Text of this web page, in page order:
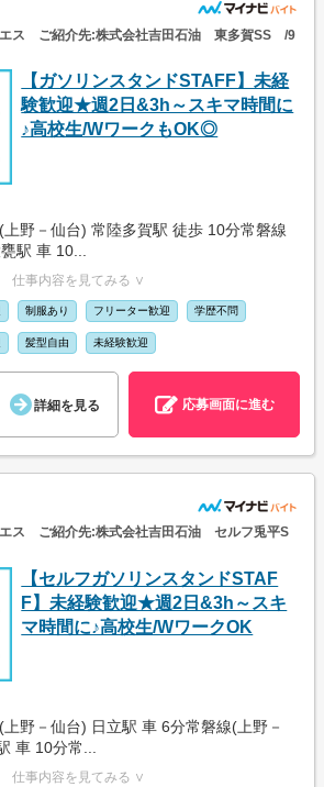
エス ご紹介先:株式会社吉田石油 東多賀SS /9
【ガソリンスタンドSTAFF】未経
験歓迎★週2日&3h～スキマ時間に
♪高校生/WワークもOK◎
上野－仙台) 常陸多賀駅 徒歩 10分常磐線
駅 車 10...
仕事内容を見てみる ∨
制服あり フリーター歓迎 学歴不問
髪型自由 未経験歓迎
詳細を見る 応募画面に進む
ス ご紹介先:株式会社吉田石油 セルフ兎平S
【セルフガソリンスタンドSTAF
F】未経験歓迎★週2日&3h～スキ
マ時間に♪高校生/WワークOK
野－仙台) 日立駅 車 6分常磐線(上野－
車 10分常...
仕事内容を見てみる ∨